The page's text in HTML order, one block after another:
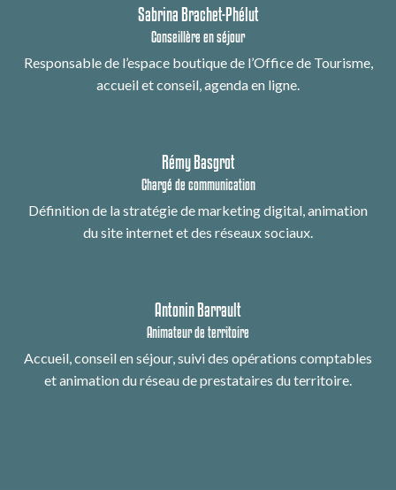
Sabrina Brachet-Phélut
Conseillère en séjour
Responsable de l’espace boutique de l’Office de Tourisme,
accueil et conseil, agenda en ligne.
Rémy Basgrot
Chargé de communication
Définition de la stratégie de marketing digital, animation
du site internet et des réseaux sociaux.
Antonin Barrault
Animateur de territoire
Accueil, conseil en séjour, suivi des opérations comptables
et animation du réseau de prestataires du territoire.